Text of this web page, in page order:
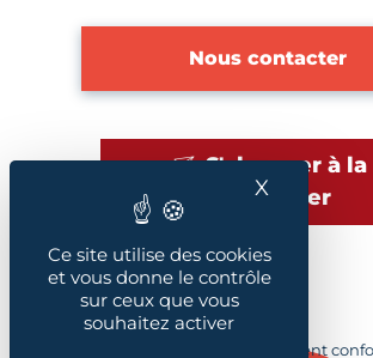
Ce site utilise des cookies
et vous donne le contrôle
sur ceux que vous
souhaitez activer
X
Nous contacter
S'abonner à la
newsletter
Accessibilité : Partiellement